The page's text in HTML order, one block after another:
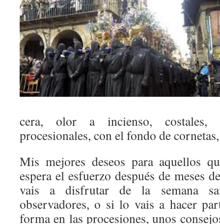
cera, olor a incienso, costales,
procesionales, con el fondo de
Mis mejores deseos para aquellos
espera el esfuerzo después de meses
vais a disfrutar de la semana
observadores, o si lo vais a hacer
forma en las procesiones, unos